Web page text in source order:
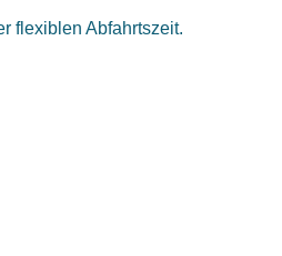
flexiblen Abfahrtszeit.